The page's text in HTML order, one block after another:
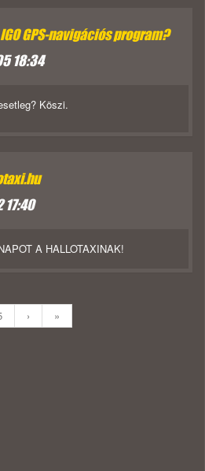
GPS-navigációs program?
18:34
Köszi.
17:40
A HALLOTAXINAK!
› »